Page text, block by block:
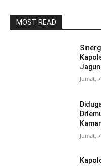
MOST READ
Jumat,
Kamar
Jumat,